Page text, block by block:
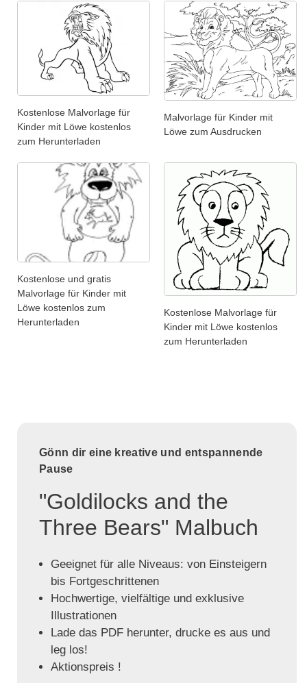
Kostenlose Malvorlage für
Kinder mit Löwe kostenlos
zum Herunterladen
Malvorlage für Kinder mit
Löwe zum Ausdrucken
Kostenlose und gratis
Malvorlage für Kinder mit
Löwe kostenlos zum
Herunterladen
Kostenlose Malvorlage für
Kinder mit Löwe kostenlos
zum Herunterladen
Gönn dir eine kreative und entspannende
Pause
"Goldilocks and the
Three Bears" Malbuch
Geeignet für alle Niveaus: von Einsteigern
bis Fortgeschrittenen
Hochwertige, vielfältige und exklusive
Illustrationen
Lade das PDF herunter, drucke es aus und
leg los!
Aktionspreis !